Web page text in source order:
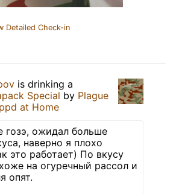
Detailed Check-in
is drinking a
Special by Plague
at Home
гозэ, ожидал больше
наверно я плохо
это работает) По вкусу
на огуречный рассол и
опят.